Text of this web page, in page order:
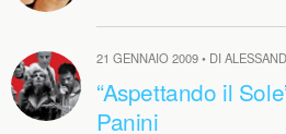
21 GENNAIO 2009 • DI
“Aspettando il
Panini